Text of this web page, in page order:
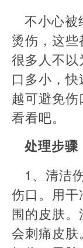
不小心被
烫伤，这
很多人不
口多小，快
越可避免
看看吧。
处理步骤
1、清洁
伤口。用
围的皮肤。
会刺痛皮